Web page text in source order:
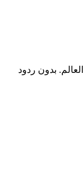
بدون ردود